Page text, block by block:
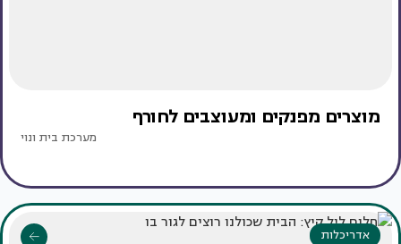
מוצרים מפנקים ומעוצבים לחורף
מערכת בית ונוי
אדריכלות